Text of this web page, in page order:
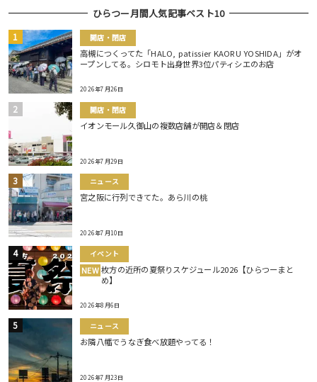
ひらつー月間人気記事ベスト10
開店・閉店
高槻につくってた「HALO, patissier KAORU YOSHIDA」がオ
ープンしてる。シロモト出身世界3位パティシエのお店
2026年7月26日
開店・閉店
イオンモール久御山の複数店舗が開店＆閉店
2026年7月29日
ニュース
宮之阪に行列できてた。あら川の桃
2026年7月10日
イベント
NEW 枚方の近所の夏祭りスケジュール2026【ひらつーまと
め】
2026年8月6日
ニュース
お隣八幡でうなぎ食べ放題やってる！
2026年7月23日